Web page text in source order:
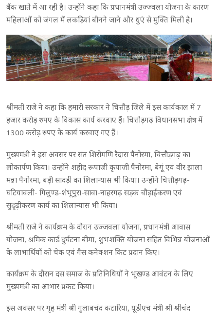
बैंक खाते में आ रही है। उन्होंने कहा कि प्रधानमंत्री उज्ज्वला योजना के कारण
महिलाओं को जंगल में लकड़ियां बीनने जाने और धुएं से मुक्ति मिली है।
श्रीमती राजे ने कहा कि हमारी सरकार ने चित्तौड़ जिले में इस कार्यकाल में 7
हजार करोड़ रुपए के विकास कार्य करवाए हैं। चित्तौड़गढ़ विधानसभा क्षेत्र में
1300 करोड़ रुपए के कार्य करवाए गए हैं।
मुख्यमंत्री ने इस अवसर पर संत शिरोमणि रैदास पैनोरमा, चित्तौड़गढ़ का
लोकार्पण किया। उन्होंने शहीद रूपाजी कृपाजी पैनोरमा, बेगूं एवं वीर झाला
मन्ना पैनोरमा, बड़ी सादड़ी का शिलान्यास भी किया। उन्होंने चित्तौड़गढ़-
घटियावली- गिलुण्ड-शंभूपुरा-सावा-नाहरगढ़ सड़क चौड़ाईकरण एवं
सुदृढ़ीकरण कार्य का शिलान्यास भी किया।
श्रीमती राजे ने कार्यक्रम के दौरान उज्जवला योजना, प्रधानमंत्री आवास
योजना, श्रमिक कार्ड दुर्घटना बीमा, शुभशक्ति योजना सहित विभिन्न योजनाओं
के लाभार्थियों को चेक एवं गैस कनेक्शन किट प्रदान किए।
कार्यक्रम के दौरान दस समाज के प्रतिनिधियों ने भूखण्ड आवंटन के लिए
मुख्यमंत्री का आभार प्रकट किया।
इस अवसर पर गृह मंत्री श्री गुलाबचंद कटारिया, यूडीएच मंत्री श्री श्रीचंद